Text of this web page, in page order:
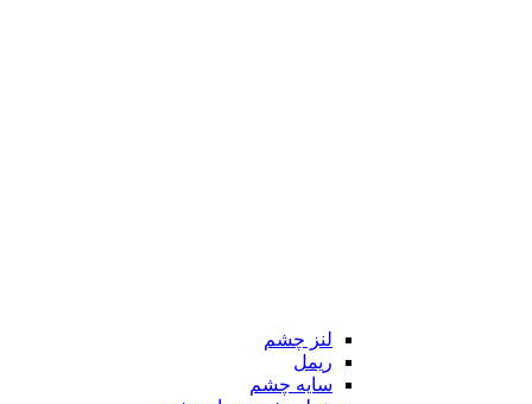
لنز چشم
ریمل
سایه چشم